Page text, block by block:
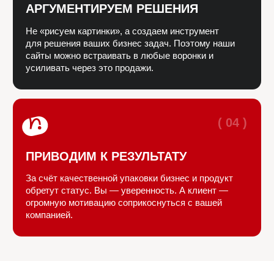
конфиденциальности
Обсудить проект
Опишите свой запрос
+7